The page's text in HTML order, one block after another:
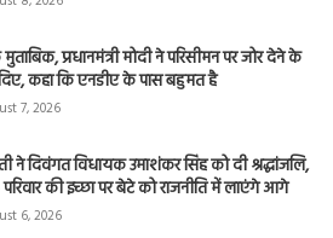
प्रधानमंत्री मोदी ने परिसीमन पर जोर देने के
कहा कि एनडीए के पास बहुमत है
7, 2026
ने दिवंगत विधायक उमाशंकर सिंह को दी श्रद्धांजलि,
की इच्छा पर बेटे को राजनीति में लाएंगे आगे
6, 2026